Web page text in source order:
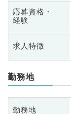
応募資格・
経験
求人特徴
勤務地
勤務地